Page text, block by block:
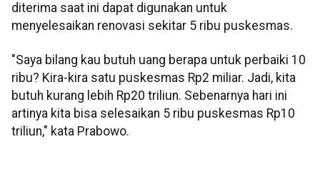
diterima saat ini dapat digunakan untuk
menyelesaikan renovasi sekitar 5 ribu puskesmas.
"Saya bilang kau butuh uang berapa untuk perbaiki 10
ribu? Kira-kira satu puskesmas Rp2 miliar. Jadi, kita
butuh kurang lebih Rp20 triliun. Sebenarnya hari ini
artinya kita bisa selesaikan 5 ribu puskesmas Rp10
triliun," kata Prabowo.